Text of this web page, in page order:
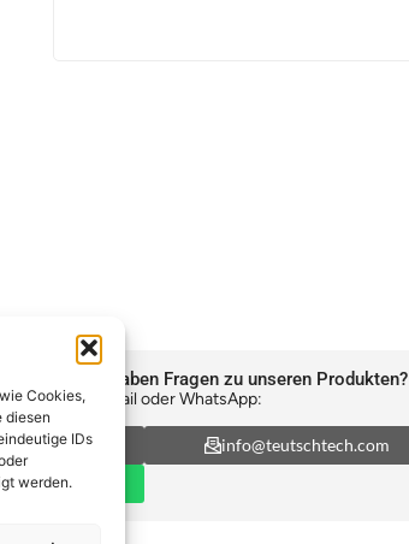
Cookies,
diesen
IDs
werden.
oder haben Fragen zu unseren Produkten?
Telefon, E-Mail oder WhatsApp:
736-16
info@teutschtech.com